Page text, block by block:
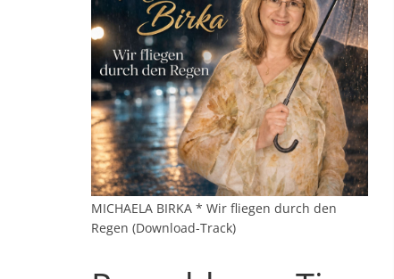
MICHAELA BIRKA * Wir fliegen durch den
Regen (Download-Track)